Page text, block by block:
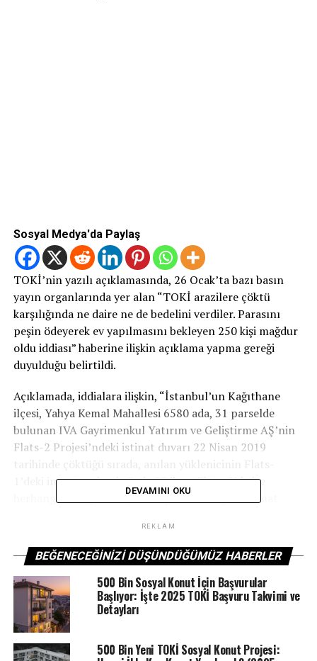
Sosyal Medya'da Paylaş
TOKİ’nin yazılı açıklamasında, 26 Ocak’ta bazı basın
yayın organlarında yer alan “TOKİ arazilere çöktü
karşılığında ne daire ne de bedelini verdiler. Parasını
peşin ödeyerek ev yapılmasını bekleyen 250 kişi mağdur
oldu iddiası” haberine ilişkin açıklama yapma gereği
duyulduğu belirtildi.
Açıklamada, iddialara ilişkin, “İstanbul’un Kağıthane
ilçesi, Yahya Kemal Mahallesi 6580 ada, 31 parselde
bulunan IVA Gayrimenkul Yatırım ve Geliştirme AŞ’nin
Flats-2 Projesi’ndeki istinat duvarı 22 Nisan 2019
tarihinde çöktüğü sırada, anılan yüklenicinin Flats-
1’deki inşaat seviyesi yüzde 85 iken, Flats-2’de ise
herhangi bir inşai faaliyete başlanılmamıştır. İstinat
hektarlık alan, Çevre Şehircilik ve İklim Değişikliği
Bakanlığımız tarafından resen kentsel dönüşüm
uygulama alanı olarak belirlenmiştir.” bilgisi paylaşıldı.
Bakanlıkça 6306 Sayılı Afet Riski Altındaki Alanların
Dönüştürülmesi Hakkında Kanun uyarınca kentsel
dönüşüm uygulama alanı içinde kalan arsa sahiplerinin,
hak sahibi olarak kabul edildiği belirtilen açıklamada,
DEVAMINI OKU
REKLAM
BEĞENECEĞINIZI DÜŞÜNDÜĞÜMÜZ HABERLER
500 Bin Sosyal Konut İçin Başvurular
Başlıyor: İşte 2025 TOKİ Başvuru Takvimi ve
Detayları
500 Bin Yeni TOKİ Sosyal Konut Projesi: